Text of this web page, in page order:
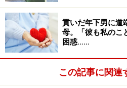
夫の残業代が減って、この先
わかっていたから、自分の不
うわけにはいかないとも考えた
あのとき、早く検査を
貢いだ年下男に道
母。「彼も私のこ
困惑……
この記事に関連